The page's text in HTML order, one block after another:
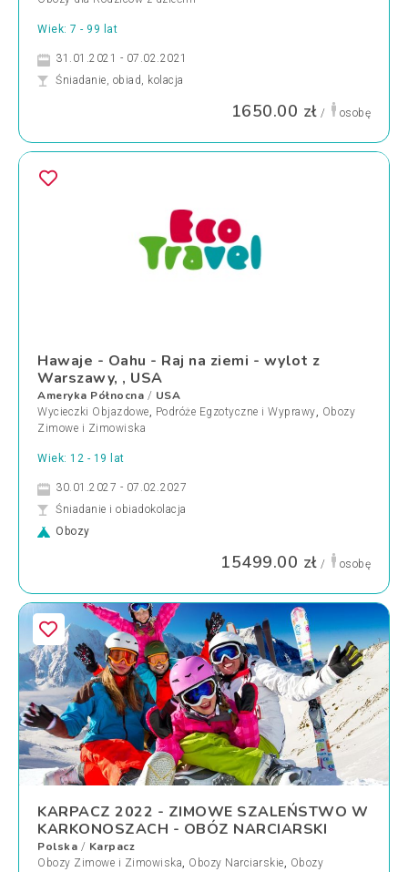
Wiek: 7 - 99 lat
31.01.2021 - 07.02.2021
Śniadanie, obiad, kolacja
1650.00 zł / osobę
Hawaje - Oahu - Raj na ziemi - wylot z
Warszawy, , USA
Ameryka Północna / USA
Wycieczki Objazdowe, Podróże Egzotyczne i Wyprawy, Obozy
Zimowe i Zimowiska
Wiek: 12 - 19 lat
30.01.2027 - 07.02.2027
Śniadanie i obiadokolacja
Obozy
15499.00 zł / osobę
KARPACZ 2022 - ZIMOWE SZALEŃSTWO W
KARKONOSZACH - OBÓZ NARCIARSKI
Polska / Karpacz
Obozy Zimowe i Zimowiska, Obozy Narciarskie, Obozy